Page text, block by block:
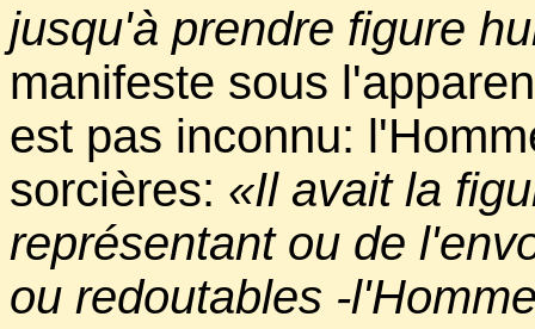
jusqu'à prendre figure
manifeste sous
est pas inconnu:
sorcières: «Il avait la
représentant ou de
ou redoutables -